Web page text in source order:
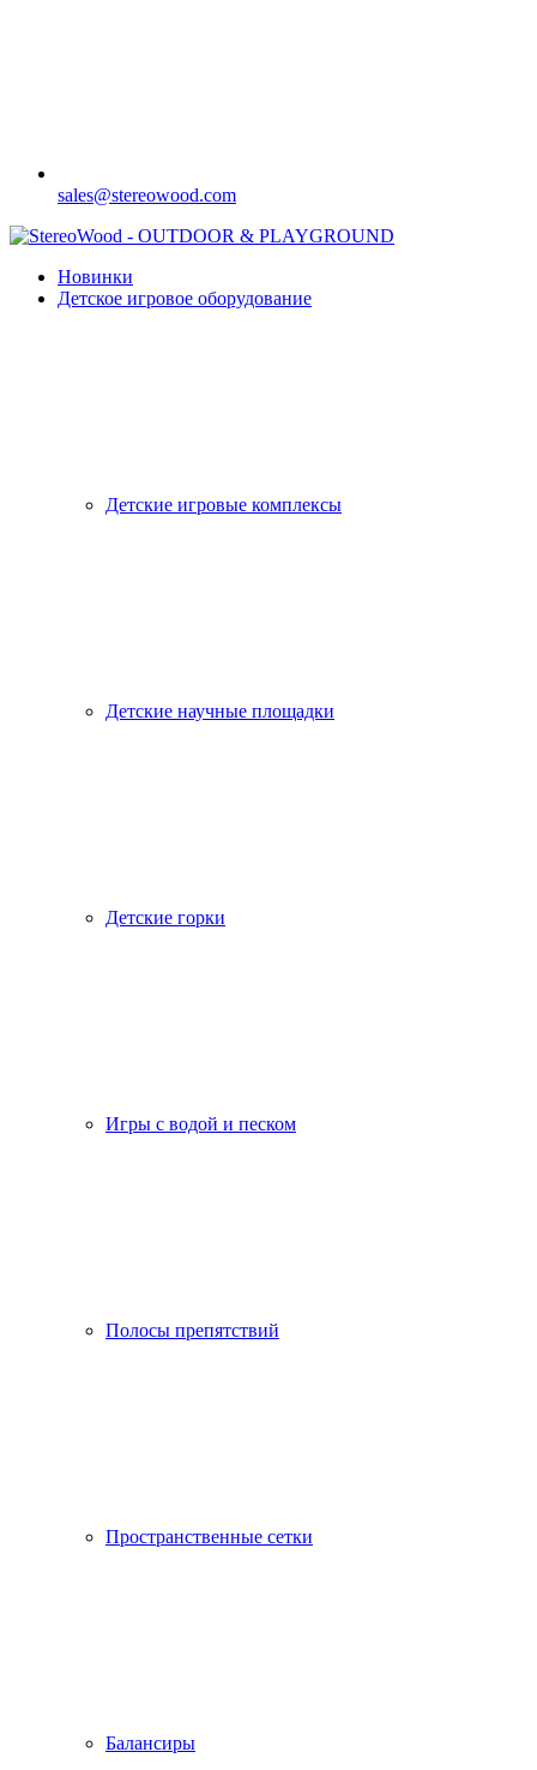
sales@stereowood.com
Новинки
Детское игровое оборудование
Детские игровые комплексы
Детские научные площадки
Детские горки
Игры с водой и песком
Полосы препятствий
Пространственные сетки
Балансиры